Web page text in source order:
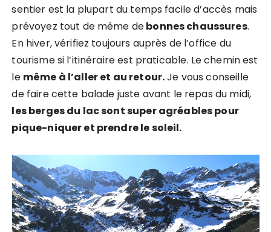
sentier est la plupart du temps facile d’accès mais
prévoyez tout de même debonnes chaussures.
En hiver, vérifiez toujours auprès de l’office du
tourisme si l’itinéraire est praticable. Le chemin est
le même à l’aller et au retour.Je vous conseille
de faire cette balade juste avant le repas du midi,
les berges du lac sont super agréables pour
pique-niquer et prendre le soleil.